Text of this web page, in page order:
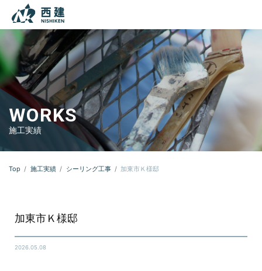
本文までスキップする
WORKS
施工実績
Top 施工実績 シーリング工事 加東市Ｋ様邸
加東市Ｋ様邸
2026.05.08